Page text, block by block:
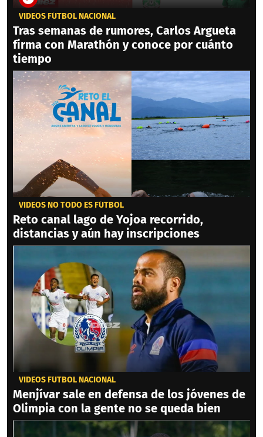
VIDEOS FÚTBOL NACIONAL
Tras semanas de rumores, Carlos Argueta
firma con Marathón y conoce por cuánto
tiempo
VIDEOS NO TODO ES FÚTBOL
Reto canal lago de Yojoa recorrido,
distancias y aún hay inscripciones
VIDEOS FÚTBOL NACIONAL
Menjívar sale en defensa de los jóvenes de
Olimpia con la gente no se queda bien